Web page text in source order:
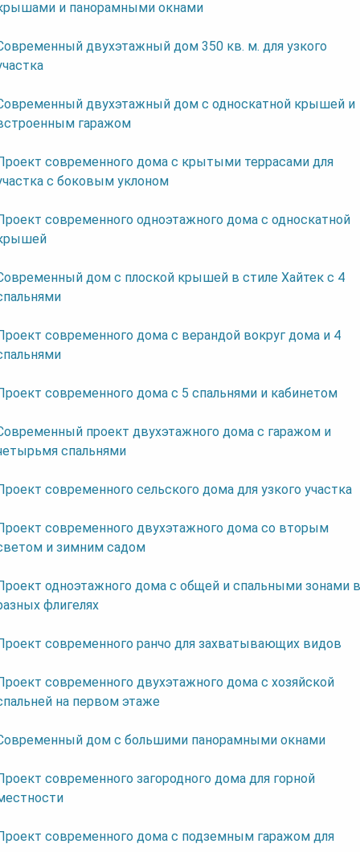
и панорамными окнами
двухэтажный дом 350 кв. м. для узкого
двухэтажный дом с односкатной крышей и
гаражом
современного дома с крытыми террасами для
с боковым уклоном
современного одноэтажного дома с односкатной
дом с плоской крышей в стиле Хайтек с 4
современного дома с верандой вокруг дома и 4
современного дома c 5 спальнями и кабинетом
проект двухэтажного дома с гаражом и
спальнями
современного сельского дома для узкого участка
современного двухэтажного дома со вторым
и зимним садом
одноэтажного дома с общей и спальными зонами в
флигелях
современного ранчо для захватывающих видов
современного двухэтажного дома с хозяйской
на первом этаже
дом с большими панорамными окнами
современного загородного дома для горной
современного дома с подземным гаражом для